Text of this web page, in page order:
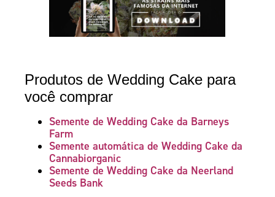
Produtos de Wedding Cake para
você comprar
Semente de Wedding Cake da Barneys
Farm
Semente automática de Wedding Cake da
Cannabiorganic
Semente de Wedding Cake da Neerland
Seeds Bank